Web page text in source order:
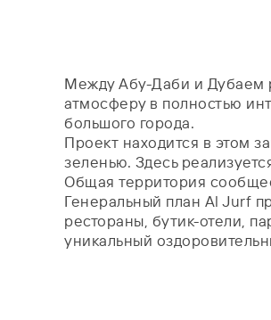
Между Абу-Даби и Дубаем
атмосферу в полностью
большого города.
Проект находится в этом
зеленью. Здесь
Общая территория
Генеральный план Al Jurf
рестораны, бутик-отели,
уникальный